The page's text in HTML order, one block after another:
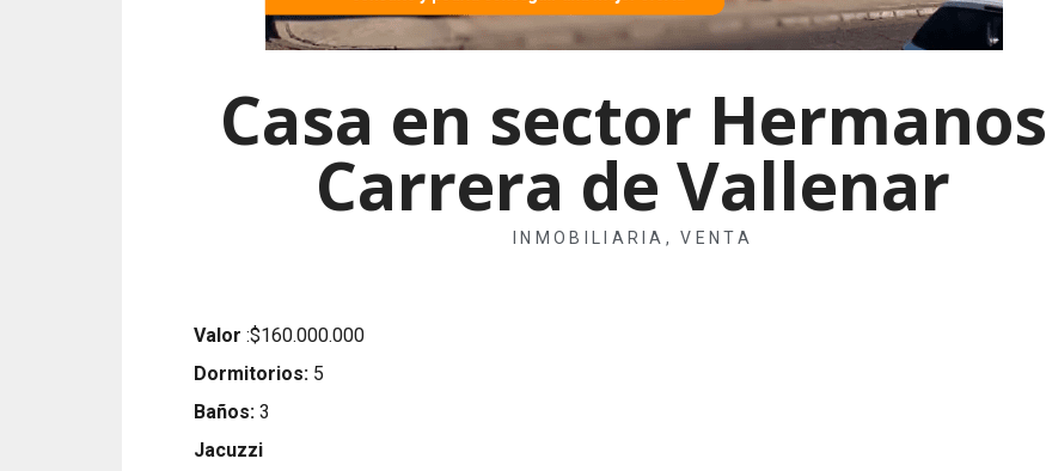
Casa en sector Hermanos
Carrera de Vallenar
INMOBILIARIA ,VENTA
Valor :$160.000.000
Dormitorios: 5
Baños: 3
Jacuzzi